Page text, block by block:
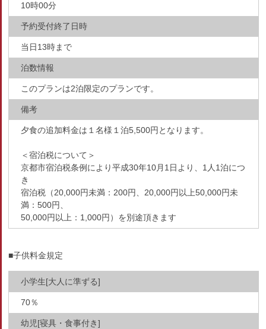
10時00分
予約受付終了日時
当日13時まで
泊数情報
このプランは2泊限定のプランです。
備考
夕食の追加料金は１名様１泊5,500円となります。
＜宿泊税について＞
京都市宿泊税条例により平成30年10月1日より、1人1泊につ
き
宿泊税（20,000円未満：200円、20,000円以上50,000円未
満：500円、
50,000円以上：1,000円）を別途頂きます
■子供料金規定
小学生[大人に準ずる]
70％
幼児[寝具・食事付き]